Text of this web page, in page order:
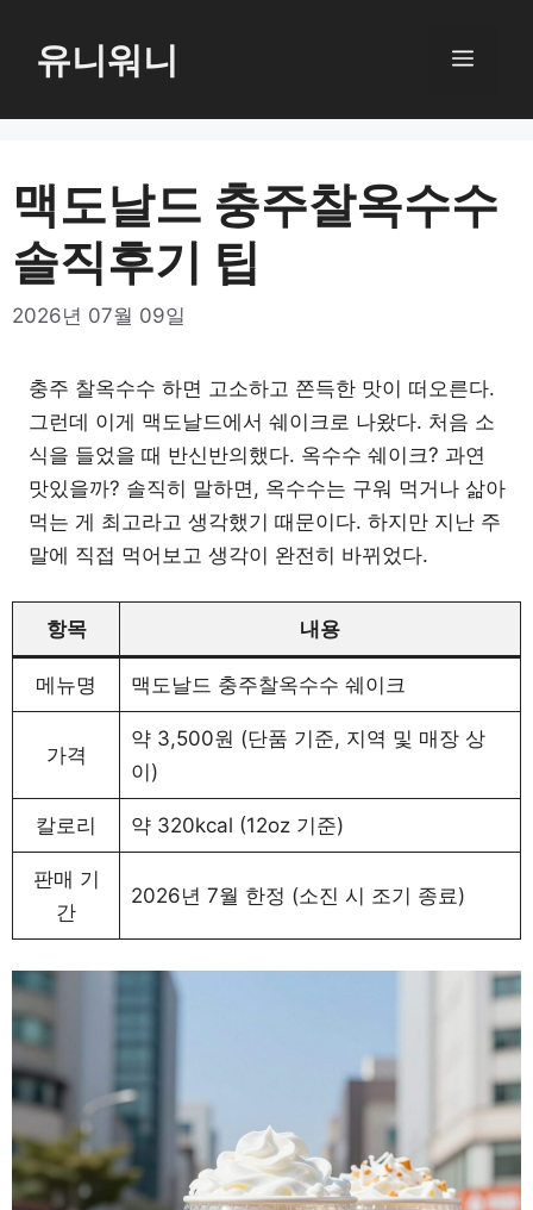
로
너
뛰
기
유니워니 메
맥도날드 충주찰옥수수
솔직후기 팁
2026년 07월 09일
충주 찰옥수수 하면 고소하고 쫀득한 맛이 떠오른다.
그런데 이게 맥도날드에서 쉐이크로 나왔다. 처음 소
식을 들었을 때 반신반의했다. 옥수수 쉐이크? 과연
맛있을까? 솔직히 말하면, 옥수수는 구워 먹거나 삶아
먹는 게 최고라고 생각했기 때문이다. 하지만 지난 주
말에 직접 먹어보고 생각이 완전히 바뀌었다.
항목 내용
메뉴명 맥도날드 충주찰옥수수 쉐이크
가격
약 3,500원 (단품 기준, 지역 및 매장 상
이)
칼로리 약 320kcal (12oz 기준)
판매 기
간
2026년 7월 한정 (소진 시 조기 종료)